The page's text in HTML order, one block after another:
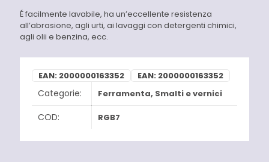
É facilmente lavabile, ha un’eccellente resistenza
all’abrasione, agli urti, ai lavaggi con detergenti chimici,
agli olii e benzina, ecc.
EAN: 2000000163352 EAN: 2000000163352
Categorie: Ferramenta, Smalti e vernici
COD: RGB7